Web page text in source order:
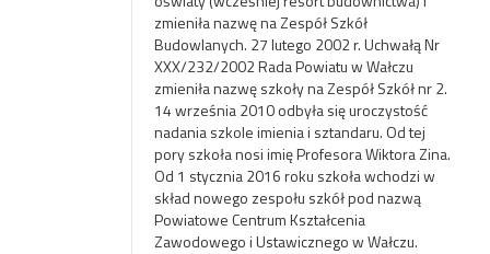
zmieniła nazwę na Zespół Szkół
Budowlanych. 27 lutego 2002 r. Uchwałą Nr
XXX/232/2002 Rada Powiatu w Wałczu
zmieniła nazwę szkoły na Zespół Szkół nr 2.
14 września 2010 odbyła się uroczystość
nadania szkole imienia i sztandaru. Od tej
pory szkoła nosi imię Profesora Wiktora Zina.
Od 1 stycznia 2016 roku szkoła wchodzi w
skład nowego zespołu szkół pod nazwą
Powiatowe Centrum Kształcenia
Zawodowego i Ustawicznego w Wałczu.